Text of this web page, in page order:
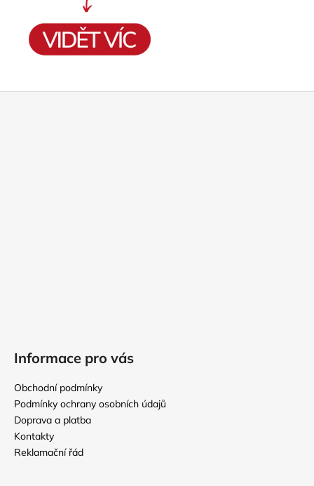
Informace pro vás
Obchodní podmínky
Podmínky ochrany osobních údajů
Doprava a platba
Kontakty
Reklamační řád